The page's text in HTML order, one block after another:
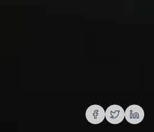
Share on
Share on